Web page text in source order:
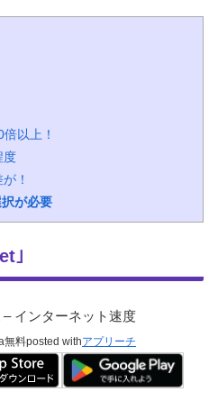
以上！
度
！
が必要
｣
– インターネット速度
無料posted withアプリーチ